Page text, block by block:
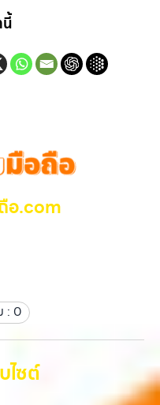
แบบครบวงจรสำหรับลูกค้าที่
อโฟน ทุกรุ่น ทั้งเครื่องใหม่และ
องเราครอบคลุมทั้ง iPhone
ยบ้าง เพราะมูลค่าของเครื่อง
มครบชุด และความสะดวกใน
อง ราคาสูง” — ที่นี่คือคำตอบ
และความสะดวกสบายที่เหนือ
ย่างมืออาชีพ และจ่ายเงินทันที
ซื้อแมคบุค, รับซื้อโน๊ตบุ๊ค, รับ
ที กรุงเทพฯ – เราพร้อมให้
รแบบครบวงจรสำหรับลูกค้าที่
ในราคาสูง พร้อมจ่ายเงิน
การถึงพื้นที่ เขตลาดพร้าว,
ามอินทรา — นัดรับสะดวกทุก
โฟน, รับซื้อไอแพด, รับซื้อมือ
ไอทีใหม่ๆ เปลี่ยนรุ่นกันแทบ
ของที่ไม่ได้ใช้งานอยู่เฉยๆ
ร รับซื้อไอโฟน, รับซื้อไอแพด,
บซื้อแท็บเล็ต, รับซื้อสินค้าไอที
าพเครื่อง ฟรี ปราบปราม
ด้ และจ่ายเงินทันทีเมื่อตกลง
ลค่าของเครื่องไม่ได้ขึ้นอยู่แค่
ความสะดวกในการขายของ
อ.com
: 0
ไซต์